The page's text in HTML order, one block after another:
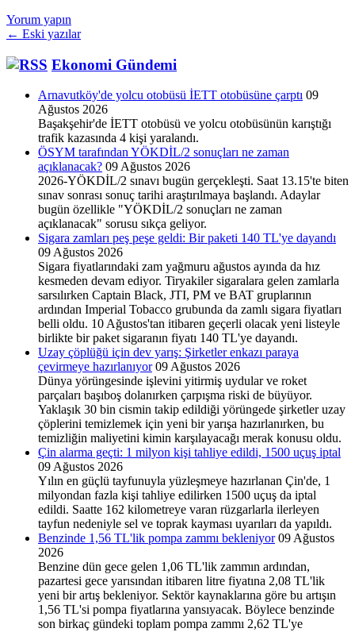
Yorum yapın
Yazı
dolaşımı
← Eski yazılar
Ekonomi Gündemi
Arnavutköy'de yolcu otobüsü İETT otobüsüne çarptı 09
Ağustos 2026
Başakşehir'de İETT otobüsü ve yolcu otobüsünün karıştığı
trafik kazasında 4 kişi yaralandı.
ÖSYM tarafından YÖKDİL/2 sonuçları ne zaman
açıklanacak? 09 Ağustos 2026
2026-YÖKDİL/2 sınavı bugün gerçekleşti. Saat 13.15'te biten
sınav sonrası sonuç tarihi araştırılmaya başlandı. Adaylar
bugün özellikle "YÖKDİL/2 sonuçları ne zaman
açıklanacak" sorusu sıkça geliyor.
Sigara zamları peş peşe geldi: Bir paketi 140 TL'ye dayandı
09 Ağustos 2026
Sigara fiyatlarındaki zam yağmuru ağustos ayında da hız
kesmeden devam ediyor. Tiryakiler sigaralara gelen zamlarla
sarsılırken Captain Black, JTI, PM ve BAT gruplarının
ardından Imperial Tobacco grubunda da zamlı sigara fiyatları
belli oldu. 10 Ağustos'tan itibaren geçerli olacak yeni listeyle
birlikte bir paket sigaranın fiyatı 140 TL'ye dayandı.
Uzay çöplüğü için dev yarış: Şirketler enkazı paraya
çevirmeye hazırlanıyor 09 Ağustos 2026
Dünya yörüngesinde işlevini yitirmiş uydular ve roket
parçaları başıboş dolanırken çarpışma riski de büyüyor.
Yaklaşık 30 bin cismin takip edildiği yörüngede şirketler uzay
çöplerini temizlemek için yeni bir yarışa hazırlanırken, bu
temizliğin maliyetini kimin karşılayacağı merak konusu oldu.
Çin alarma geçti: 1 milyon kişi tahliye edildi, 1500 uçuş iptal
09 Ağustos 2026
Yılın en güçlü tayfunuyla yüzleşmeye hazırlanan Çin'de, 1
milyondan fazla kişi tahliye edilirken 1500 uçuş da iptal
edildi. Saatte 162 kilometreye varan rüzgarlarla ilerleyen
tayfun nedeniyle sel ve toprak kayması uyarıları da yapıldı.
Benzinde 1,56 TL'lik pompa zammı bekleniyor 09 Ağustos
2026
Benzine dün gece gelen 1,06 TL'lik zammın ardından,
pazartesi gece yarısından itibaren litre fiyatına 2,08 TL'lik
yeni bir artış bekleniyor. Sektör kaynaklarına göre bu artışın
1,56 TL'si pompa fiyatlarına yansıyacak. Böylece benzinde
son birkaç gündeki toplam pompa zammı 2,62 TL'ye